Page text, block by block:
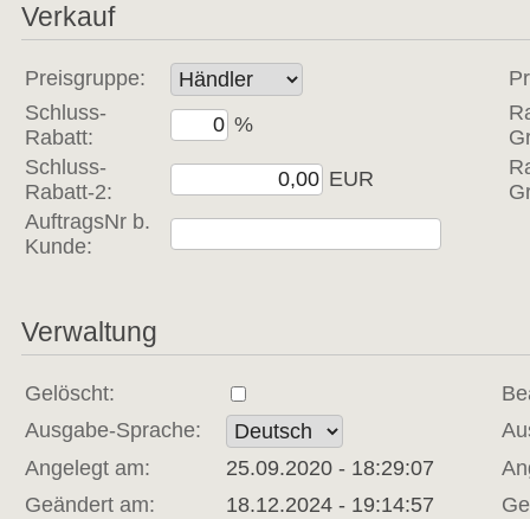
Verkauf
Preisgruppe:
Schluss-
Rabatt:
%
Schluss-
Rabatt-2:
EUR
AuftragsNr b.
Kunde:
Verwaltung
Gelöscht:
Ausgabe-Sprache:
Angelegt am:
25.09.2020 - 18:29:07
Geändert am:
18.12.2024 - 19:14:57